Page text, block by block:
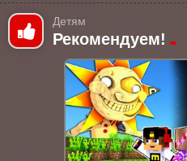
Детям
Рекомендуем!